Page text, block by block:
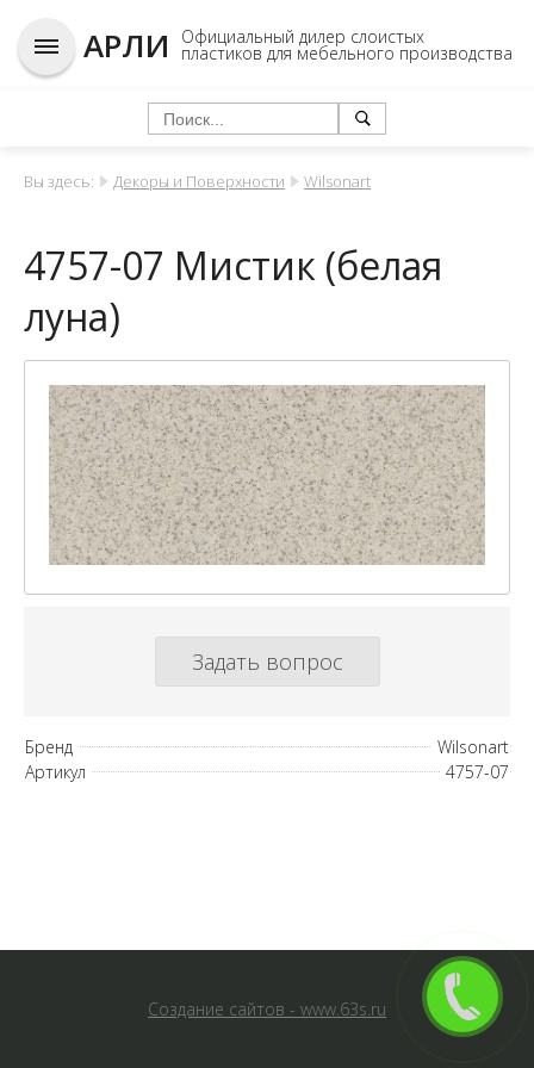
АРЛИ Официальный дилер слоистых
пластиков для мебельного производства
Вы здесь: Декоры и Поверхности Wilsonart
4757-07 Мистик (белая
луна)
Задать вопрос
Бренд
Wilsonart
Артикул
4757-07
Создание сайтов - www.63s.ru